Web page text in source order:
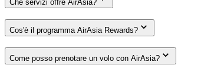
Che servizi offre AirAsia?
Cos'è il programma AirAsia Rewards?
Come posso prenotare un volo con AirAsia?